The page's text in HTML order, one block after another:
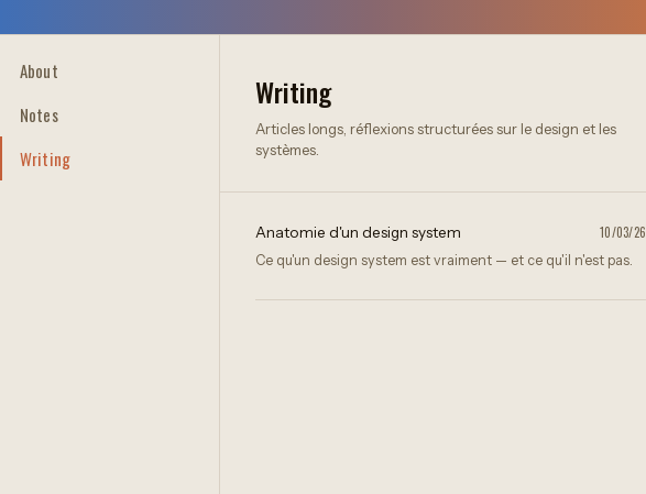
About
Notes
Writing
Writing
Articles longs, réflexions structurées sur le design et les
systèmes.
Anatomie d'un design system 10/03/26
Ce qu'un design system est vraiment — et ce qu'il n'est pas.